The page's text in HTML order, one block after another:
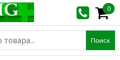
0
Поиск